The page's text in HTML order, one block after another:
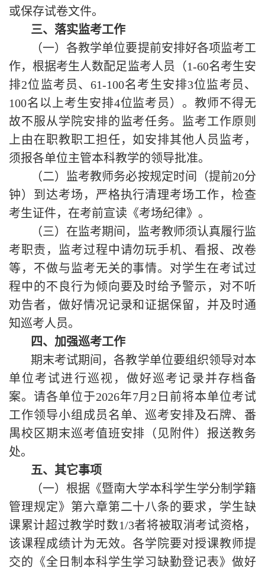
或保存试卷文件。
三、落实监考工作
（一）各教学单位要提前安排好各项监考工
作，根据考生人数配足监考人员（1-60名考生安
排2位监考员、61-100名考生安排3位监考员、
100名以上考生安排4位监考员）。教师不得无
故不服从学院安排的监考任务。 监考工作原则
上由在职教职工担任，如安排其他人员监考，
须报各单位主管本科教学的领导批准。
（二）监考教师务必按规定时间（提前20分
钟）到达考场，严格执行清理考场工作，检查
考生证件，在考前宣读《考场纪律》。
（三）在监考期间，监考教师须认真履行监
考职责，监考过程中请勿玩手机、看报、改卷
等，不做与监考无关的事情。对学生在考试过
程中的不良行为倾向要及时给予警示，对不听
劝告者，做好情况记录和证据保留，并及时通
知巡考人员。
四、加强巡考工作
期末考试期间，各教学单位要组织领导对本
单位考试进行巡视，做好巡考记录并存档备
案。请各单位于2026年7月2日前将本单位考试
工作领导小组成员名单、巡考安排及石牌、番
禺校区期末巡考值班安排（见附件）报送教务
处。
五、其它事项
（一）根据《暨南大学本科学生学分制学籍
管理规定》第六章第二十八条的要求，学生缺
课累计超过教学时数1/3者将被取消考试资格，
该课程成绩计为无效。各学院要对授课教师提
交的《全日制本科学生学习缺勤登记表》做好